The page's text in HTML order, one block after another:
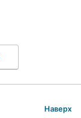
Наверх